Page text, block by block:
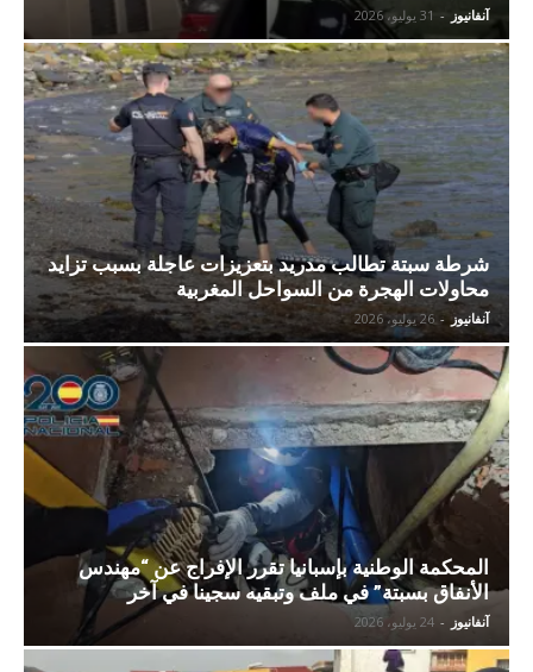
آنفانيوز - 31 يوليو، 2026
شرطة سبتة تطالب مدريد بتعزيزات عاجلة بسبب تزايد
محاولات الهجرة من السواحل المغربية
آنفانيوز - 26 يوليو، 2026
المحكمة الوطنية بإسبانيا تقرر الإفراج عن “مهندس
الأنفاق بسبتة” في ملف وتبقيه سجينا في آخر
آنفانيوز - 24 يوليو، 2026